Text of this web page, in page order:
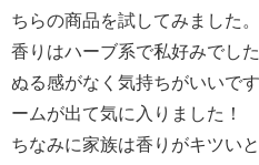
ちらの商品を試してみました。
香りはハーブ系で私好みでし
ぬる感がなく気持ちがいいで
ームが出て気に入りました！
ちなみに家族は香りがキツい